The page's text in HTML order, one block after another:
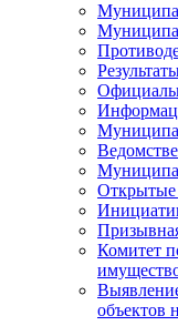
Комитет
объектов